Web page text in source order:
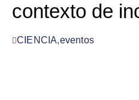
contexto de
CIENCIA,eventos